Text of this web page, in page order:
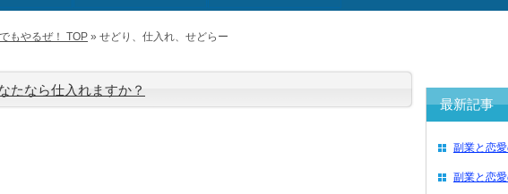
たなら仕入れますか？
最新記事
副業と恋
副業と恋
もやるぜ！ TOP » せどり、仕入れ、せどらー